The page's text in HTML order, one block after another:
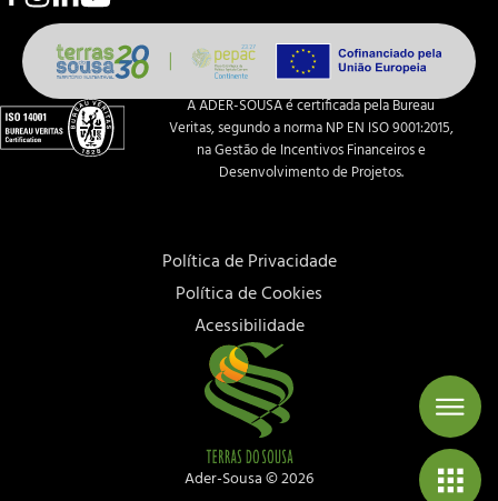
A ADER-SOUSA é certificada pela Bureau
Veritas, segundo a norma NP EN ISO 9001:2015,
na Gestão de Incentivos Financeiros e
Desenvolvimento de Projetos.
Política de Privacidade
Política de Cookies
Acessibilidade
Ader-Sousa ©2026